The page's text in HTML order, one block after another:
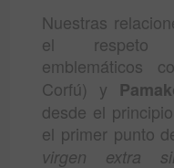
Nuestras
el respeto
emblemáticos
Corfú) y
desde el
el primer punto
virgen extra